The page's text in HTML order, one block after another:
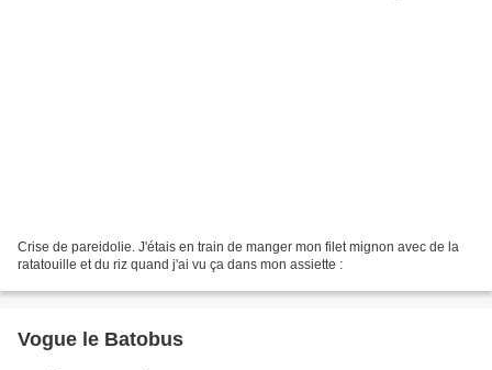
Crise de pareidolie. J'étais en train de manger mon filet mignon avec de la
ratatouille et du riz quand j'ai vu ça dans mon assiette :
Vogue le Batobus